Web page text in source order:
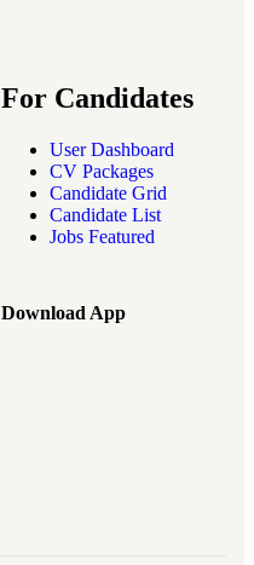
For Candidates
User Dashboard
CV Packages
Candidate Grid
Candidate List
Jobs Featured
Download App